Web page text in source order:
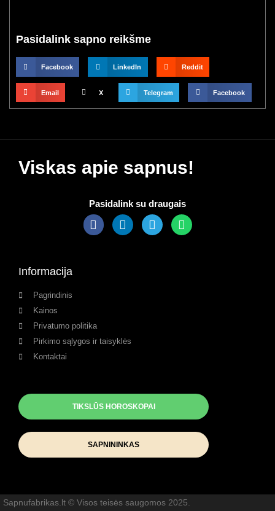
Pasidalink sapno reikšme
Facebook LinkedIn Reddit
Email X Telegram Facebook
Viskas apie sapnus!
Pasidalink su draugais
Informacija
Pagrindinis
Kainos
Privatumo politika
Pirkimo sąlygos ir taisyklės
Kontaktai
TIKSLŪS HOROSKOPAI
SAPNININKAS
Sapnufabrikas.lt © Visos teisės saugomos 2025.